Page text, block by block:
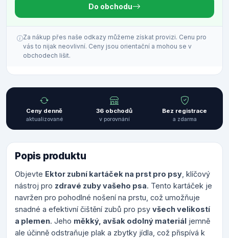
Do obchodu
Za nákup přes naše odkazy můžeme získat provizi. Cenu pro
vás to nijak neovlivní. Ceny jsou orientační a mohou se v
obchodech lišit.
Ceny denně
aktualizované
36 obchodů
v porovnání
Bez registrace
a zdarma
Popis produktu
Objevte Ektor zubní kartáček na prst pro psy , klíčový
nástroj pro zdravé zuby vašeho psa. Tento kartáček je
navržen pro pohodlné nošení na prstu, což umožňuje
snadné a efektivní čištění zubů pro psy všech velikostí
a plemen. Jeho měkký, avšak odolný materiál jemně
ale účinně odstraňuje plak a zbytky jídla, což přispívá k